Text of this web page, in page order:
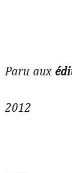
Paru aux
2012